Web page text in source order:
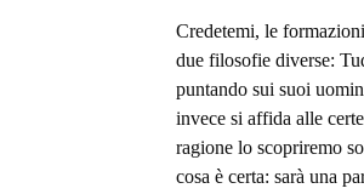
Credetemi, le
due filosofie diverse:
puntando sui suoi
invece si affida alle
ragione lo scopriremo
cosa è certa: sarà una